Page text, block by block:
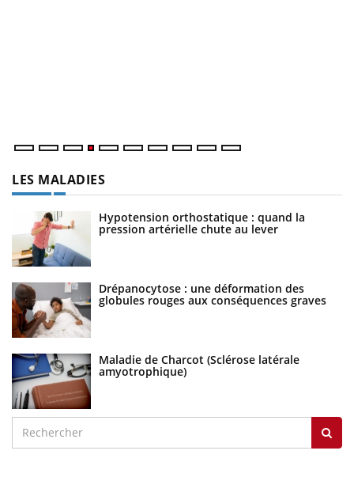
LES MALADIES
Hypotension orthostatique : quand la
pression artérielle chute au lever
Drépanocytose : une déformation des
globules rouges aux conséquences graves
Maladie de Charcot (Sclérose latérale
amyotrophique)